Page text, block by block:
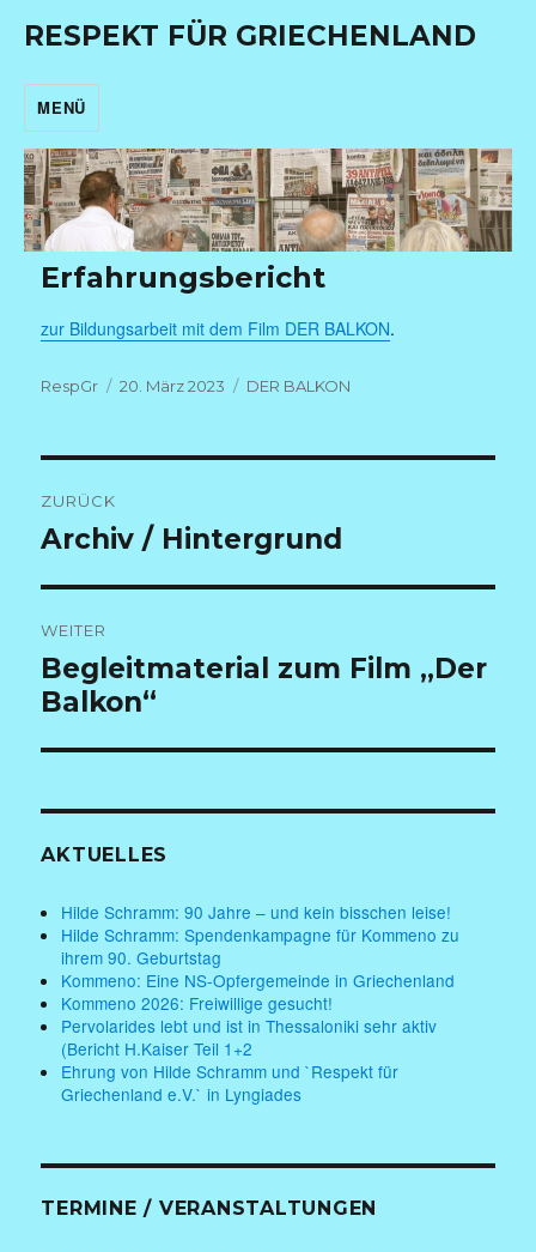
RESPEKT FÜR GRIECHENLAND
MENÜ
Erfahrungsbericht
zur Bildungsarbeit mit dem Film DER BALKON.
Autor
RespGr
Veröffentlicht
20. März 2023 Kategorien
DER BALKON
ZURÜCK
Vorheriger
Beitrag:
Archiv / Hintergrund
WEITER
Nächster
Beitrag:
Begleitmaterial zum Film „Der
Balkon“
AKTUELLES
Hilde Schramm: 90 Jahre – und kein bisschen leise!
Hilde Schramm: Spendenkampagne für Kommeno zu
ihrem 90. Geburtstag
Kommeno: Eine NS-Opfergemeinde in Griechenland
Kommeno 2026: Freiwillige gesucht!
Pervolarides lebt und ist in Thessaloniki sehr aktiv
(Bericht H.Kaiser Teil 1+2
Ehrung von Hilde Schramm und `Respekt für
Griechenland e.V.` in Lyngiades
TERMINE / VERANSTALTUNGEN